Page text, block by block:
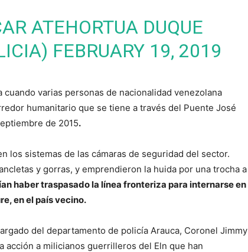
ATEHORTUA DUQUE
FEBRUARY 19, 2019
varias personas de nacionalidad venezolana
humanitario que se tiene a través del Puente José
de 2015.
los sistemas de las cámaras de seguridad del sector.
y gorras, y emprendieron la huida por una trocha a
haber traspasado la línea fronteriza para internarse en
en el país vecino.
del departamento de policía Arauca, Coronel Jimmy
acción a milicianos guerrilleros del Eln que han